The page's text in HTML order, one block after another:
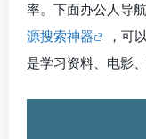
率。下面办公人导
源搜索神器
，可
是学习资料、电影